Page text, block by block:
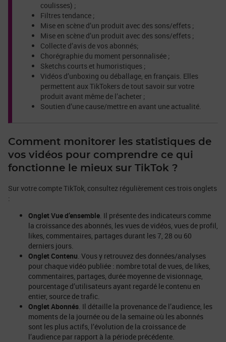
coulisses) ;
Filtres tendance ;
Mise en scène d’un produit avec des sons/effets ;
Mise en scène d’un produit avec des sons/effets ;
Collecte d’avis de vos abonnés;
Chorégraphie du moment personnalisée ;
Sketchs courts et humoristiques ;
Vidéos d’unboxing ou déballage, en français. Elles
permettent aux TikTokers de tout savoir sur votre
produit avant même de l’acheter ;
Soutien d’une cause/mettre en avant une actualité.
Comment monitorer les statistiques de
vos vidéos pour comprendre ce qui
fonctionne le mieux sur TikTok ?
Sur votre compte TikTok, consultez régulièrement ces trois onglets
:
Onglet Vue d’ensemble . Il présente des indicateurs comme
la croissance des abonnés, les vues de vidéos, vues de profil,
likes, commentaires, partages durant les 7, 28 ou 60
derniers jours.
Onglet Contenu . Vous y retrouvez des données/analyses
pour chaque vidéo publiée : nombre total de vues, de likes,
commentaires, partages, durée moyenne de visionnage,
pourcentage d’utilisateurs ayant regardé le contenu en
entier, source de trafic.
Onglet Abonnés . Il détaille la provenance de l’audience, les
moments de la journée ou de la semaine où les abonnés
sont les plus actifs, l’évolution de la croissance de
l’audience par rapport à la période précédente.